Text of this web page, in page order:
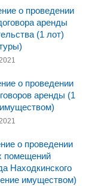
о проведении
аренды
(1 лот)
о проведении
аренды (1
о проведении
помещений
Находкинского
имуществом)